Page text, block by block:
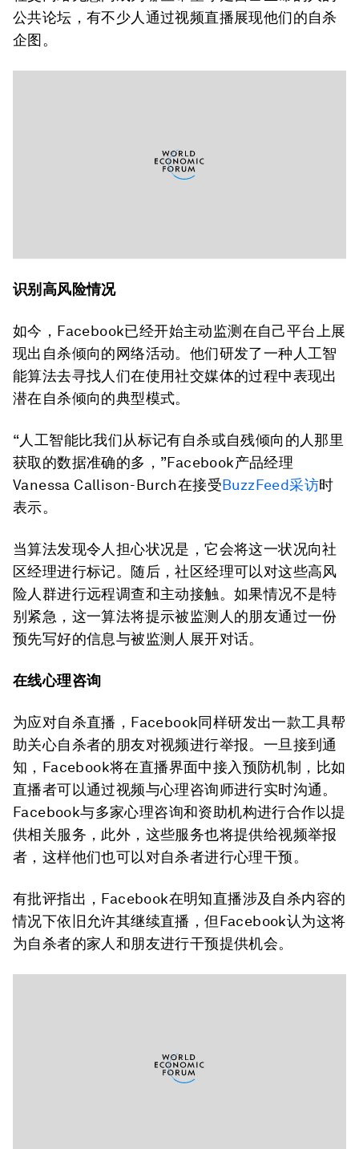
公共论坛，有不少人通过视频直播展现他们的自杀
企图。
识别高风险情况
如今，Facebook已经开始主动监测在自己平台上展
现出自杀倾向的网络活动。他们研发了一种人工智
能算法去寻找人们在使用社交媒体的过程中表现出
潜在自杀倾向的典型模式。
“人工智能比我们从标记有自杀或自残倾向的人那里
获取的数据准确的多，”Facebook产品经理
Vanessa Callison-Burch在接受BuzzFeed采访时
表示。
当算法发现令人担心状况是，它会将这一状况向社
区经理进行标记。随后，社区经理可以对这些高风
险人群进行远程调查和主动接触。如果情况不是特
别紧急，这一算法将提示被监测人的朋友通过一份
预先写好的信息与被监测人展开对话。
在线心理咨询
为应对自杀直播，Facebook同样研发出一款工具帮
助关心自杀者的朋友对视频进行举报。一旦接到通
知，Facebook将在直播界面中接入预防机制，比如
直播者可以通过视频与心理咨询师进行实时沟通。
Facebook与多家心理咨询和资助机构进行合作以提
供相关服务，此外，这些服务也将提供给视频举报
者，这样他们也可以对自杀者进行心理干预。
有批评指出，Facebook在明知直播涉及自杀内容的
情况下依旧允许其继续直播，但Facebook认为这将
为自杀者的家人和朋友进行干预提供机会。